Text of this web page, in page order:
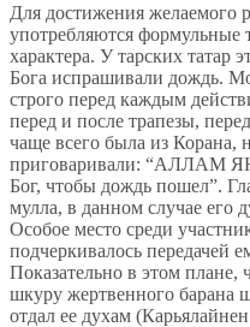
Для достижения желаемого
употребляются формульные
характера. У тарских татар
Бога испрашивали дождь.
строго перед каждым
перед и после трапезы,
чаще всего была из Корана,
приговаривали: “АЛЛАМ
Бог, чтобы дождь пошел”.
мулла, в данном случае его
Особое место среди
подчеркивалось передачей
Показательно в этом плане,
шкуру жертвенного барана
отдал ее духам